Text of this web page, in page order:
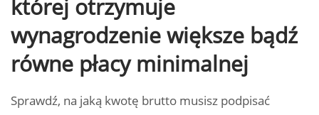
której otrzymuje
wynagrodzenie większe bądź
równe płacy minimalnej
Sprawdź, na jaką kwotę brutto musisz podpisać